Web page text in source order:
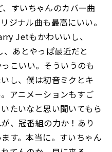
すいちゃんのカバー曲
ジナル曲も最高にいい。
Jetもかわいいし、
あとやっぱ最近だと
こいい。そういうのも
し、僕は初音ミクとキ
アニメーションもすご
たいなと思い聞いてもら
、冠番組の力か！あり
す。本当に。すいちゃん